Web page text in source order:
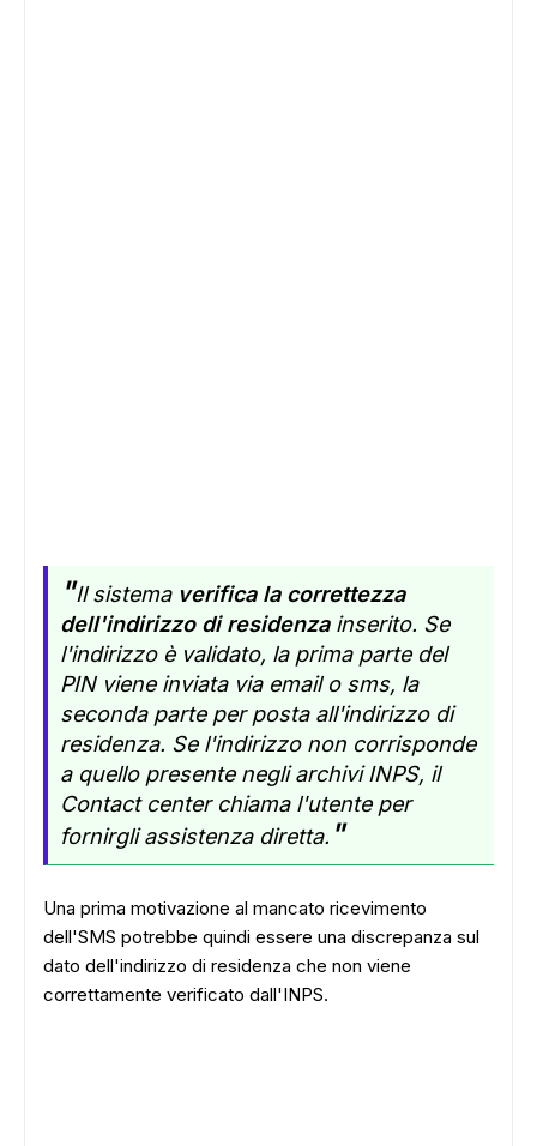
ADS
"Il sistema verifica la correttezza
dell'indirizzo di residenza inserito. Se
l'indirizzo è validato, la prima parte del
PIN viene inviata via email o sms, la
seconda parte per posta all'indirizzo di
residenza. Se l'indirizzo non corrisponde
a quello presente negli archivi INPS, il
Contact center chiama l'utente per
fornirgli assistenza diretta. "
Una prima motivazione al mancato ricevimento
dell'SMS potrebbe quindi essere una discrepanza sul
dato dell'indirizzo di residenza che non viene
correttamente verificato dall'INPS.